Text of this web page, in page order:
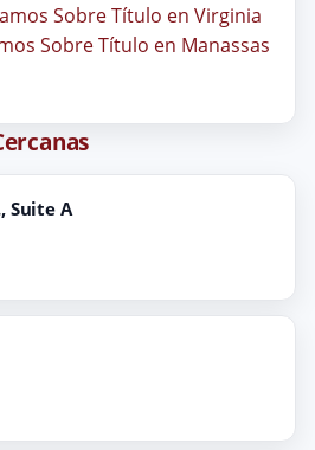
Sobre Título en Virginia
Sobre Título en Manassas
Suite A